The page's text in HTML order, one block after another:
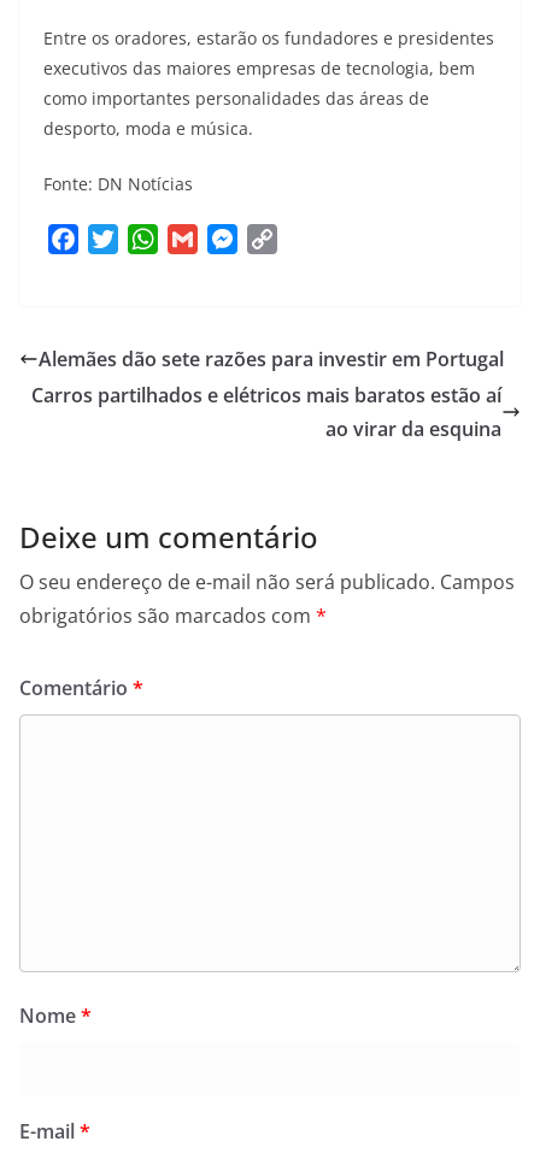
Entre os oradores, estarão os fundadores e presidentes
executivos das maiores empresas de tecnologia, bem
como importantes personalidades das áreas de
desporto, moda e música.
Fonte: DN Notícias
b
o
t
e
W
s
A
l
M
e
n
L
i
Alemães dão sete razões para investir em Portugal
Carros partilhados e elétricos mais baratos estão aí
ao virar da esquina
Deixe um comentário
O seu endereço de e-mail não será publicado. Campos
obrigatórios são marcados com *
Comentário *
Nome*
E-mail*